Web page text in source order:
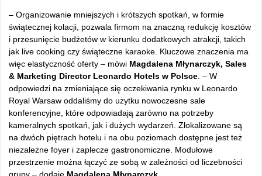
– Organizowanie mniejszych i krótszych spotkań, w formie
świątecznej kolacji, pozwala firmom na znaczną redukcję kosztów
i przesunięcie budżetów w kierunku dodatkowych atrakcji, takich
jak live cooking czy świąteczne karaoke. Kluczowe znaczenia ma
więc elastyczność oferty – mówi Magdalena Młynarczyk, Sales
& Marketing Director Leonardo Hotels w Polsce . – W
odpowiedzi na zmieniające się oczekiwania rynku w Leonardo
Royal Warsaw oddaliśmy do użytku nowoczesne sale
konferencyjne, które odpowiadają zarówno na potrzeby
kameralnych spotkań, jak i dużych wydarzeń. Zlokalizowane są
na dwóch piętrach hotelu i na obu poziomach dostępne jest też
niezależne foyer i zaplecze gastronomiczne. Modułowe
przestrzenie można łączyć ze sobą w zależności od liczebności
grupy – dodaje Magdalena Młynarczyk